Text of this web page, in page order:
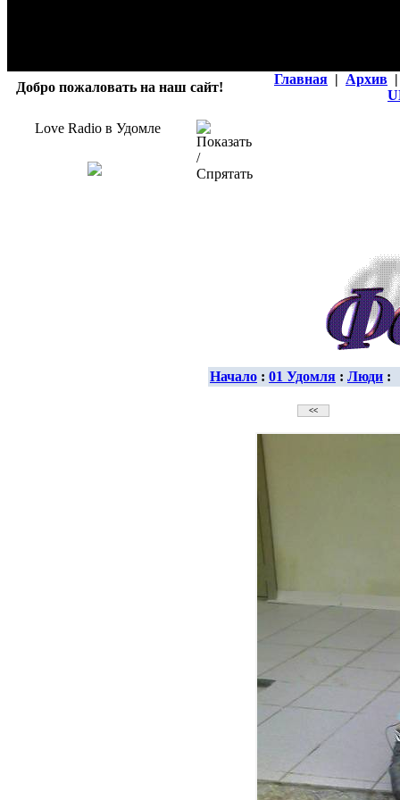
Добро пожаловать на наш сайт!
Главная | Архив |
Love Radio в Удомле
Начало : 01 Удомля : Люди :